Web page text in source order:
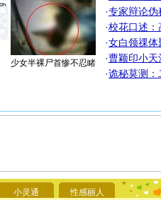
少女半裸尸首惨不忍睹
·专家辩论伪
·校花口述：
·女白领祼体
·曹颖印小天
·诡秘莫测：
小灵通 性感丽人
[圣诞节]
你太多，
要平安